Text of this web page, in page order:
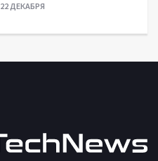
22 ДЕКАБРЯ